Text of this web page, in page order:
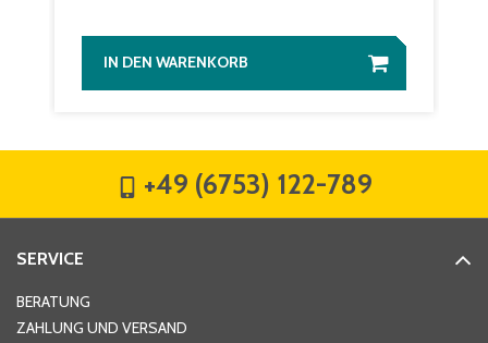
IN DEN WARENKORB
+49 (6753) 122-789
SERVICE
BERATUNG
ZAHLUNG UND VERSAND